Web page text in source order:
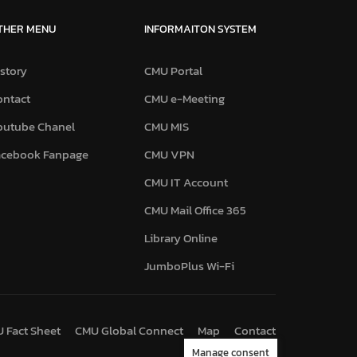
MENU
Chanel
Fanpage
INFORMAITON SYSTEM
CMU Portal
CMU e-Meeting
CMU MIS
CMU VPN
CMU IT Account
CMU Mail Office 365
Library Online
JumboPlus Wi-Fi
Fact Sheet CMU Global Connect Map Contact
Manage consent